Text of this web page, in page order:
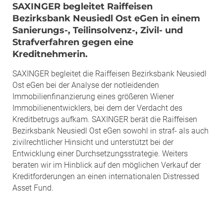
SAXINGER begleitet Raiffeisen
Bezirksbank Neusiedl Ost eGen in einem
Sanierungs-, Teilinsolvenz-, Zivil- und
Strafverfahren gegen eine
Kreditnehmerin.
SAXINGER begleitet die Raiffeisen Bezirksbank Neusiedl
Ost eGen bei der Analyse der notleidenden
Immobilienfinanzierung eines größeren Wiener
Immobilienentwicklers, bei dem der Verdacht des
Kreditbetrugs aufkam. SAXINGER berät die Raiffeisen
Bezirksbank Neusiedl Ost eGen sowohl in straf- als auch
zivilrechtlicher Hinsicht und unterstützt bei der
Entwicklung einer Durchsetzungsstrategie. Weiters
beraten wir im Hinblick auf den möglichen Verkauf der
Kreditforderungen an einen internationalen Distressed
Asset Fund.